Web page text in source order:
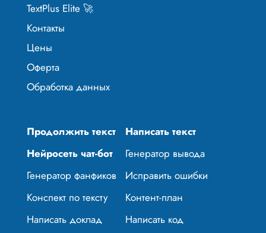
TextPlus Elite 🚀
Контакты
Цены
Оферта
Обработка данных
Продолжить текст
Написать текст
Нейросеть чат-бот
Генератор вывода
Генератор фанфиков
Исправить ошибки
Конспект по тексту
Контент-план
Написать доклад
Написать код